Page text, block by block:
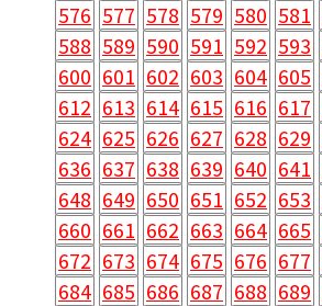
576 577 578 579 580 581
588 589 590 591 592 593
600 601 602 603 604 605
612 613 614 615 616 617
624 625 626 627 628 629
636 637 638 639 640 641
648 649 650 651 652 653
660 661 662 663 664 665
672 673 674 675 676 677
684 685 686 687 688 689